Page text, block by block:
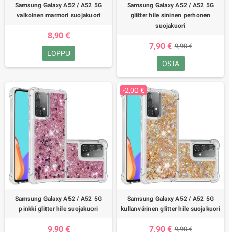
Samsung Galaxy A52 / A52 5G
valkoinen marmori suojakuori
8,90 €
LOPPU
Samsung Galaxy A52 / A52 5G
glitter hile sininen perhonen
suojakuori
7,90 € 9,90 €
OSTA
Samsung Galaxy A52 / A52 5G
pinkki glitter hile suojakuori
9,90 €
-2,00 €
Samsung Galaxy A52 / A52 5G
kullanvärinen glitter hile suojakuori
7,90 € 9,90 €